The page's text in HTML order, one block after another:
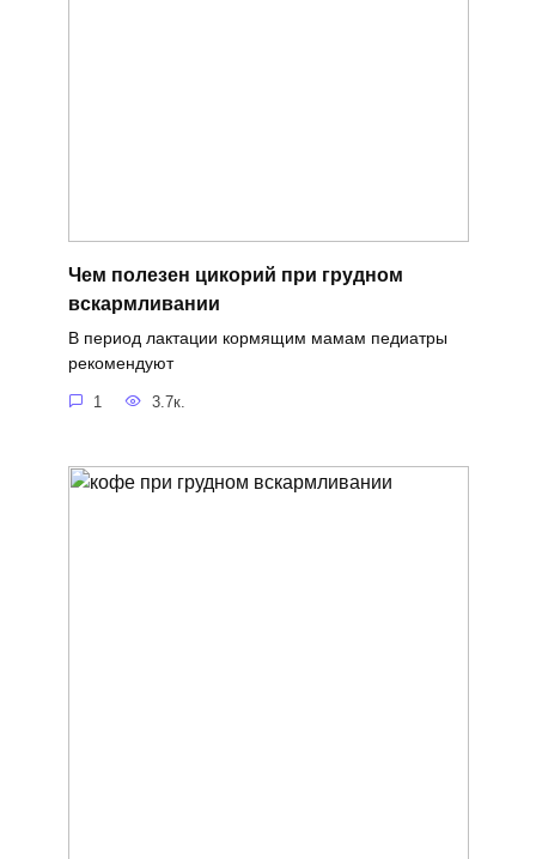
Чем полезен цикорий при грудном
вскармливании
В период лактации кормящим мамам педиатры
рекомендуют
1 3.7к.